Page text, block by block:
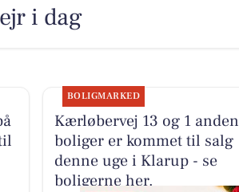
i dag
BOLIGMARKED
Kærløbervej 13 og 1 anden
boliger er kommet til salg
denne uge i Klarup - se
boligerne her.